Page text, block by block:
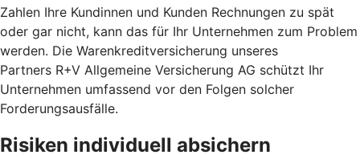
Zahlen Ihre Kundinnen und Kunden Rechnungen zu spät
oder gar nicht, kann das für Ihr Unternehmen zum Problem
werden. Die Warenkreditversicherung unseres
Partners R+V Allgemeine Versicherung AG schützt Ihr
Unternehmen umfassend vor den Folgen solcher
Forderungsausfälle.
Risiken individuell absichern